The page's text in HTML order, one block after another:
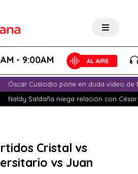
9:00AM
Óscar Custodio pone en duda video de
Naldy Saldaña niega relación con
Cristal vs
vs Juan